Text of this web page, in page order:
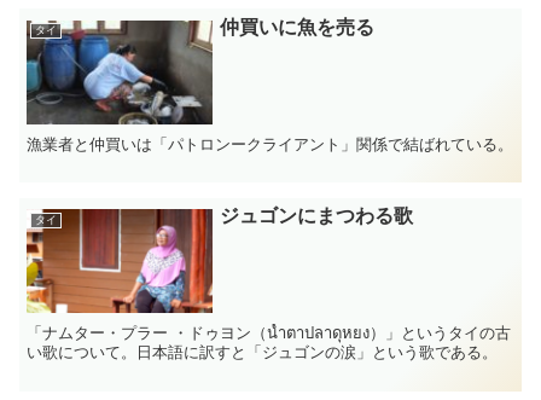
タイ 仲買いに魚を売る
漁業者と仲買いは「パトロンークライアント」関係で結ばれている。
タイ ジュゴンにまつわる歌
「ナムター・プラー ・ドゥヨン（น้ำตาปลาดุหยง）」というタイの古
い歌について。日本語に訳すと「ジュゴンの涙」という歌である。